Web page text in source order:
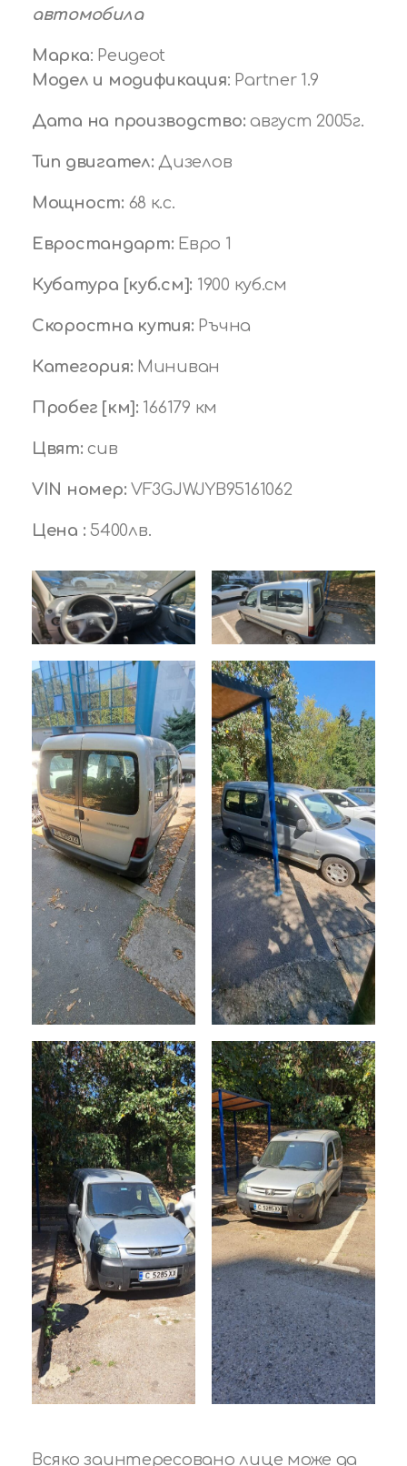
автомобила
Марка: Peugeot
Модел и модификация: Partner 1.9
Дата на производство: август 2005г.
Тип двигател: Дизелов
Мощност: 68 к.с.
Евростандарт: Евро 1
Кубатура [куб.см]: 1900 куб.см
Скоростна кутия: Ръчна
Категория: Миниван
Пробег [км]: 166179 км
Цвят: сив
VIN номер:VF3GJWJYB95161062
Цена : 5400лв.
Всяко заинтересовано лице може да